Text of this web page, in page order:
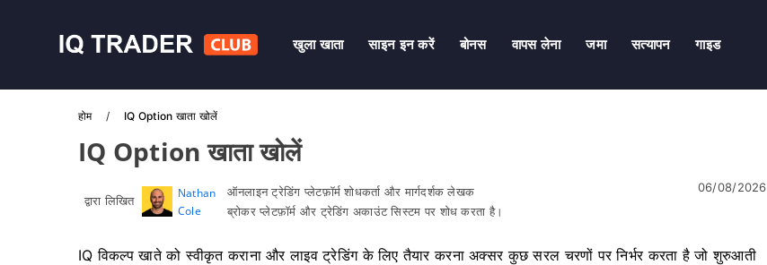
खुला खाता साइन इन करें बोनस वापस लेना जमा सत्यापन गाइड
होम IQ Option खाता खोलें
IQ Option खाता खोलें
द्वारा लिखित
Nathan
Cole
ऑनलाइन ट्रेडिंग प्लेटफ़ॉर्म शोधकर्ता और मार्गदर्शक लेखक
ब्रोकर प्लेटफ़ॉर्म और ट्रेडिंग अकाउंट सिस्टम पर शोध करता है।
06/08/2026
IQ विकल्प खाते को स्वीकृत कराना और लाइव ट्रेडिंग के लिए तैयार करना अक्सर कुछ सरल चरणों पर निर्भर करता है जो शुरुआती